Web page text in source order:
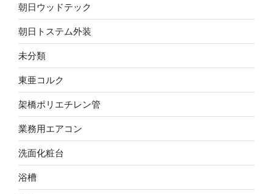
朝日ウッドテック
朝日トステム外装
未分類
東亜コルク
架橋ポリエチレン管
業務用エアコン
洗面化粧台
浴槽